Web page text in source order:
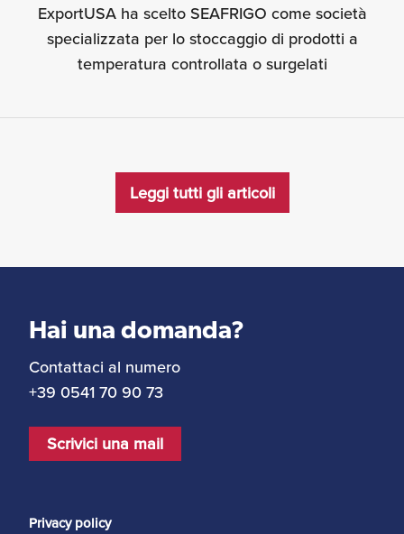
ExportUSA ha scelto SEAFRIGO come società
specializzata per lo stoccaggio di prodotti a
temperatura controllata o surgelati
Leggi tutti gli articoli
Hai una domanda?
Contattaci al numero
+39 0541 70 90 73
Scrivici una mail
Privacy policy